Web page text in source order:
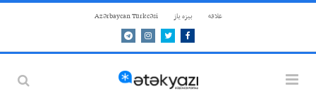
علاقه بيزه ياز Azərbaycan Türkcəsi
Facebook
Twitter
Instagram
Telegram